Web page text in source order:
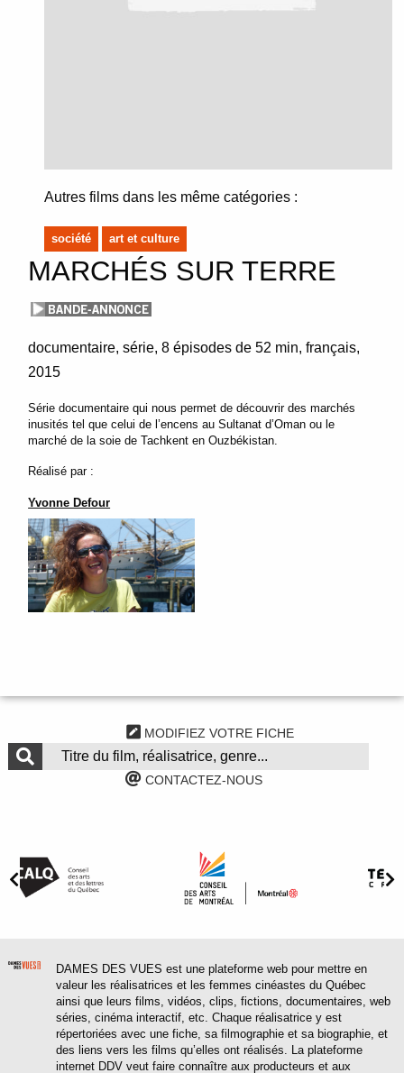
Autres films dans les même catégories :
société art et culture
MARCHÉS SUR TERRE
documentaire série 8 épisodes de 52 min français
2015
Série documentaire qui nous permet de découvrir des marchés
inusités tel que celui de l’encens au Sultanat d’Oman ou le
marché de la soie de Tachkent en Ouzbékistan.
Réalisé par :
Yvonne Defour
MODIFIEZ VOTRE FICHE
CONTACTEZ-NOUS
DAMES DES VUES est une plateforme web pour mettre en
valeur les réalisatrices et les femmes cinéastes du Québec
ainsi que leurs films, vidéos, clips, fictions, documentaires, web
séries, cinéma interactif, etc. Chaque réalisatrice y est
répertoriées avec une fiche, sa filmographie et sa biographie, et
des liens vers les films qu’elles ont réalisés. La plateforme
internet DDV veut faire connaître aux producteurs et aux